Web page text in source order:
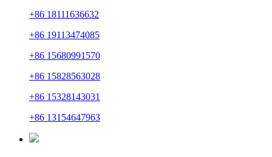
+86 18111636632
+86 19113474085
+86 15680991570
+86 15828563028
+86 15328143031
+86 13154647963